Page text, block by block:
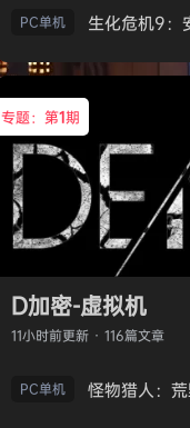
PC单机
专题：第1期
D加密-虚拟机
11小时前更新 · 116篇文章
PC单机